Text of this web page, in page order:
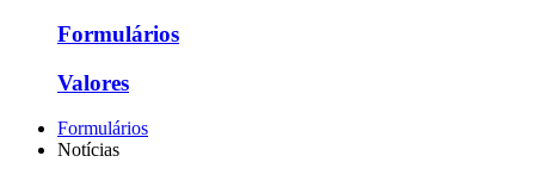
Formulários
Valores
Formulários
Notícias